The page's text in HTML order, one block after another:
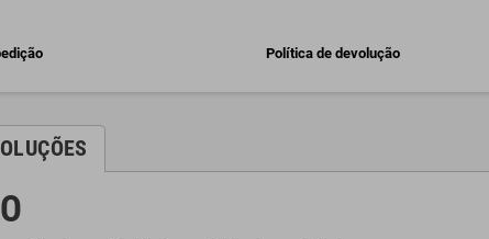
Política de devolução